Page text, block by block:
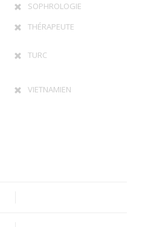
SOPHROLOGIE
THÉRAPEUTE
TURC
VIETNAMIEN